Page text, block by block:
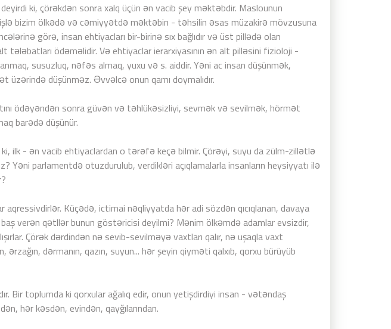
ki, çörəkdən sonra xalq üçün ən vacib şey məktəbdir. Maslounun
bizim ölkədə və cəmiyyətdə məktəbin - təhsilin əsas müzakirə mövzusuna
görə, insan ehtiyacları bir-birinə sıx bağlıdır və üst pillədə olan
tələbatları ödəməlidir. Və ehtiyaclar ierarxiyasının ən alt pilləsini fizioloji -
susuzluq, nəfəs almaq, yuxu və s. aiddir. Yəni ac insan düşünmək,
üzərində düşünməz. Əvvəlcə onun qarnı doymalıdır.
ödəyəndən sonra güvən və təhlükəsizliyi, sevmək və sevilmək, hörmət
barədə düşünür.
ilk - ən vacib ehtiyaclardan o tərəfə keçə bilmir. Çörəyi, suyu da zülm-zillətlə
Yəni parlamentdə otuzdurulub, verdikləri açıqlamalarla insanların heysiyyatı ilə
aqressivdirlər. Küçədə, ictimai nəqliyyatda hər adi sözdən qıcıqlanan, davaya
verən qətllər bunun göstəricisi deyilmi? Mənim ölkəmdə adamlar evsizdir,
Çörək dərdindən nə sevib-sevilməyə vaxtları qalır, nə uşaqla vaxt
dərmanın, qazın, suyun... hər şeyin qiyməti qalxıb, qorxu bürüyüb
Bir toplumda ki qorxular ağalıq edir, onun yetişdirdiyi insan - vətəndaş
hər kəsdən, evindən, qayğılarından.